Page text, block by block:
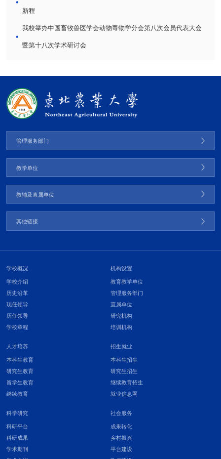
新程
我校举办中国畜牧兽医学会动物毒物学分会第八次会员代表大会
暨第十八次学术研讨会
管理服务部门
教学单位
教辅及直属单位
其他链接
学校概况
学校介绍
历史沿革
现任领导
历任领导
学校章程
机构设置
教育教学单位
管理服务部门
直属单位
研究机构
培训机构
人才培养
本科生教育
研究生教育
留学生教育
继续教育
招生就业
本科生招生
研究生招生
继续教育招生
就业信息网
科学研究
科研平台
科研成果
学术期刊
社会服务
成果转化
乡村振兴
平台建设